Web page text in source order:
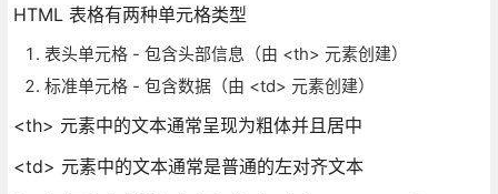
HTML 表格有两种单元格类型
表头单元格 - 包含头部信息（由 <th> 元素创建）
标准单元格 - 包含数据（由 <td> 元素创建）
<th> 元素中的文本通常呈现为粗体并且居中
<td> 元素中的文本通常是普通的左对齐文本